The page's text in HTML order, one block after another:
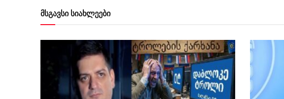
მსგავსი სიახლეები